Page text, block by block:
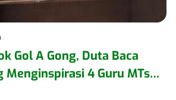
Gol A Gong, Duta Baca
4 Guru MTsN 1
Bimtek Menulis Fiksi